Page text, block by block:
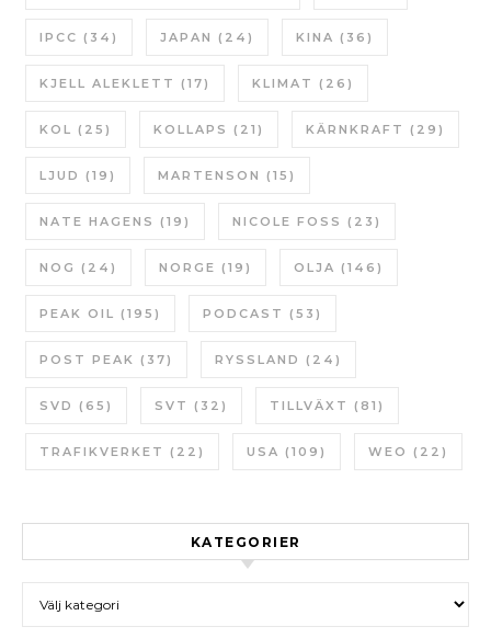
IPCC (34) JAPAN (24) KINA (36)
KJELL ALEKLETT (17) KLIMAT (26)
KOL (25) KOLLAPS (21) KÄRNKRAFT (29)
LJUD (19) MARTENSON (15)
NATE HAGENS (19) NICOLE FOSS (23)
NOG (24) NORGE (19) OLJA (146)
PEAK OIL (195) PODCAST (53)
POST PEAK (37) RYSSLAND (24)
SVD (65) SVT (32) TILLVÄXT (81)
TRAFIKVERKET (22) USA (109) WEO (22)
KATEGORIER